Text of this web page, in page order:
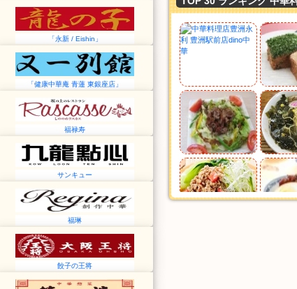
「永新 / Eishin」
「健康中華庵 青蓮 東銀座店」
福禄寿
サンキュー
福琳
餃子の王将